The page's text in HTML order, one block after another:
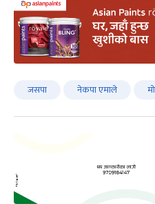
जसपा नेकपा एमाले